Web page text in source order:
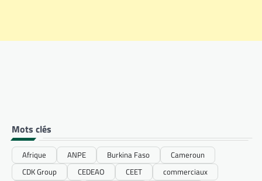
Mots clés
Afrique ANPE Burkina Faso
Cameroun
CDK Group
CEDEAO CEET
commerciaux